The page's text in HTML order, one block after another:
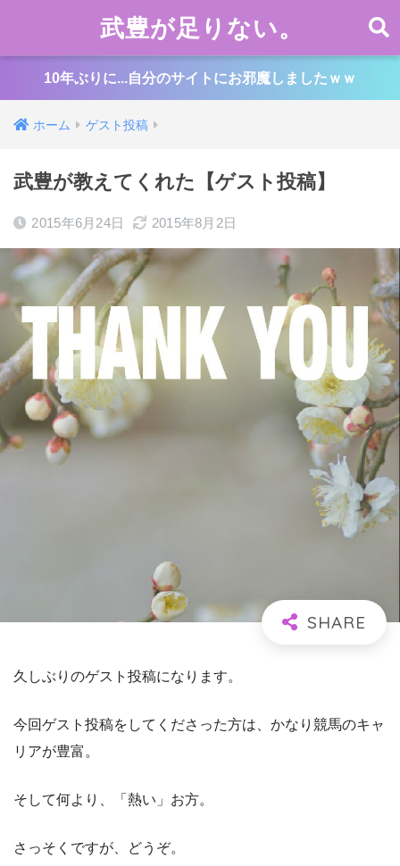
武豊が足りない。
10年ぶりに...自分のサイトにお邪魔しましたｗｗ
ホーム ゲスト投稿
武豊が教えてくれた【ゲスト投稿】
2015年6月24日 2015年8月2日
久しぶりのゲスト投稿になります。
今回ゲスト投稿をしてくださった方は、かなり競馬のキャ
リアが豊富。
そして何より、「熱い」お方。
さっそくですが、どうぞ。